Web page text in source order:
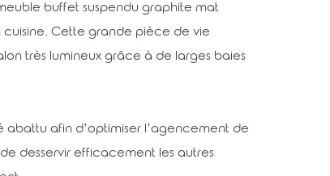
buffet suspendu graphite mat
Cette grande pièce de vie
très lumineux grâce à de larges baies
abattu afin d’optimiser l’agencement de
desservir efficacement les autres